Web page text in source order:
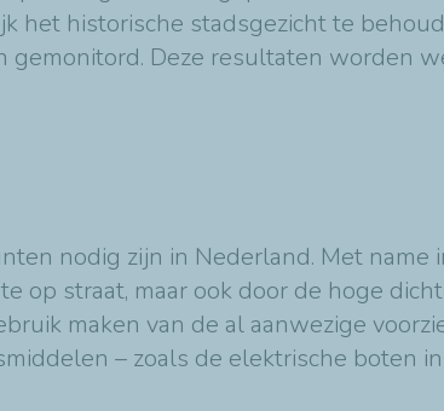
het historische stadsgezicht te
Deze resultaten worden
nodig zijn in Nederland. Met name
op straat, maar ook door de hoge
maken van de al aanwezige
– zoals de elektrische boten